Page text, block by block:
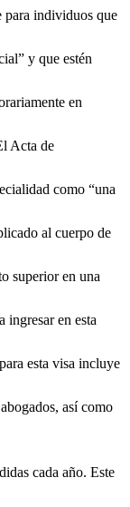
para individuos que
y que estén
en
Acta de
como “una
al cuerpo de
superior en una
ingresar en esta
esta visa incluye
así como
cada año. Este